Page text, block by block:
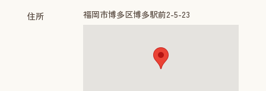
住所 福岡市博多区博多駅前2-5-23